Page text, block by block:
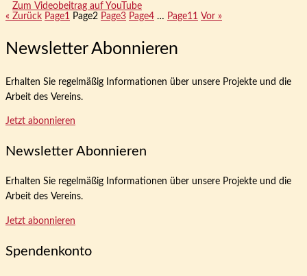
Zum Videobeitrag auf YouTube
« Zurück Page1 Page2 Page3 Page4 … Page11 Vor »
Newsletter Abonnieren
Erhalten Sie regelmäßig Informationen über unsere Projekte und die
Arbeit des Vereins.
Jetzt abonnieren
Newsletter Abonnieren
Erhalten Sie regelmäßig Informationen über unsere Projekte und die
Arbeit des Vereins.
Jetzt abonnieren
Spendenkonto